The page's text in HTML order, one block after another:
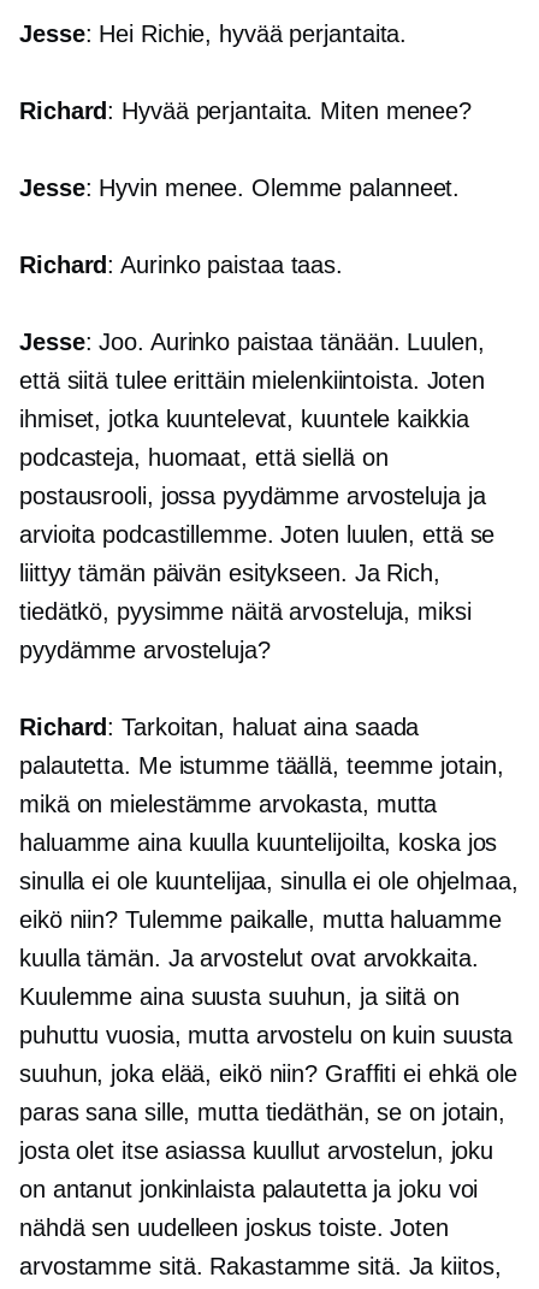
Jesse: Hei Richie, hyvää perjantaita.
Richard: Hyvää perjantaita. Miten menee?
Jesse: Hyvin menee. Olemme palanneet.
Richard: Aurinko paistaa taas.
Jesse: Joo. Aurinko paistaa tänään. Luulen,
että siitä tulee erittäin mielenkiintoista. Joten
ihmiset, jotka kuuntelevat, kuuntele kaikkia
podcasteja, huomaat, että siellä on
postausrooli, jossa pyydämme arvosteluja ja
arvioita podcastillemme. Joten luulen, että se
liittyy tämän päivän esitykseen. Ja Rich,
tiedätkö, pyysimme näitä arvosteluja, miksi
pyydämme arvosteluja?
Richard: Tarkoitan, haluat aina saada
palautetta. Me istumme täällä, teemme jotain,
mikä on mielestämme arvokasta, mutta
haluamme aina kuulla kuuntelijoilta, koska jos
sinulla ei ole kuuntelijaa, sinulla ei ole ohjelmaa,
eikö niin? Tulemme paikalle, mutta haluamme
kuulla tämän. Ja arvostelut ovat arvokkaita.
Kuulemme aina suusta suuhun, ja siitä on
puhuttu vuosia, mutta arvostelu on kuin suusta
suuhun, joka elää, eikö niin? Graffiti ei ehkä ole
paras sana sille, mutta tiedäthän, se on jotain,
josta olet itse asiassa kuullut arvostelun, joku
on antanut jonkinlaista palautetta ja joku voi
nähdä sen uudelleen joskus toiste. Joten
arvostamme sitä. Rakastamme sitä. Ja kiitos,